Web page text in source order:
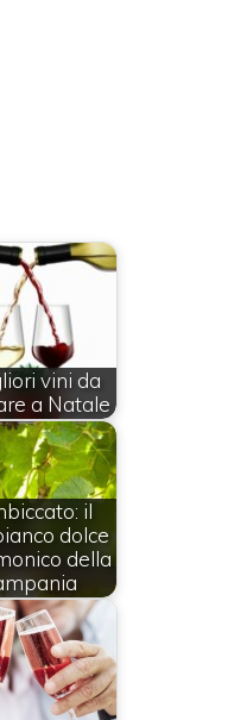
vini da
a Natale
il
dolce
della